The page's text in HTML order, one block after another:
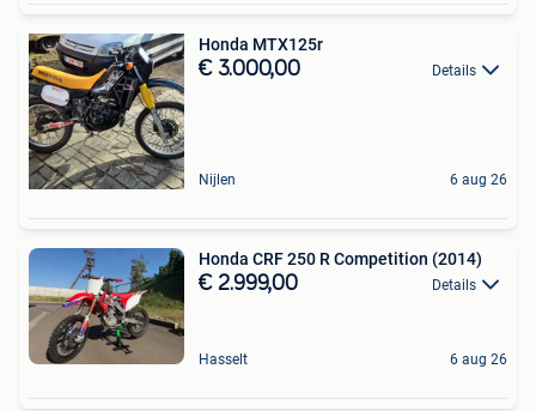
Honda MTX125r
€ 3.000,00 Details
Nijlen 6 aug 26
Honda CRF 250 R Competition (2014)
€ 2.999,00 Details
Hasselt 6 aug 26